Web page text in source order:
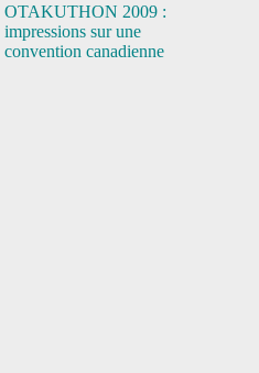
OTAKUTHON 2009 :
impressions sur une
convention canadienne